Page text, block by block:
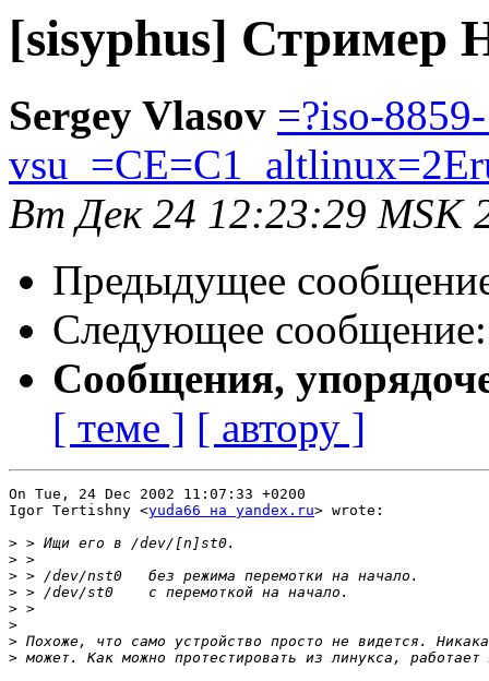
[sisyphus] Стример
Sergey Vlasov =?iso-
Вт Дек 24 12:23:29 MSK
Предыдущее
Следующее
Сообщения,
[ теме ] [ автору ]
On Tue, 24 Dec 2002 11:07:33 +0200
Igor Tertishny <yuda66 на yandex.ru> wrote:
>
>
>
>
>
>
>
>